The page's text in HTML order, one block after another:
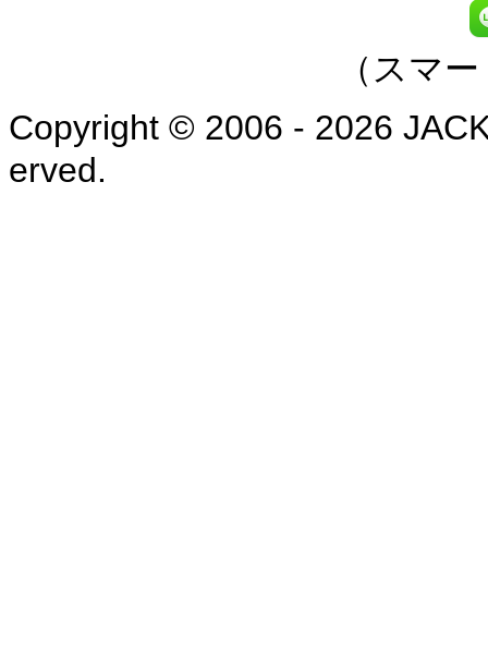
（スマ
Copyright © 2006 - 2026
erved.